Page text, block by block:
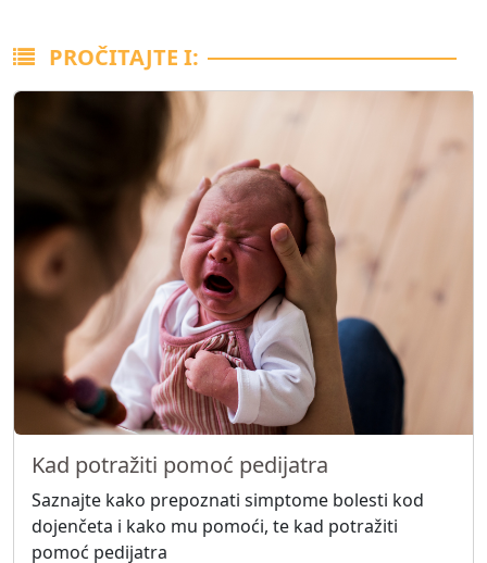
PROČITAJTE I:
Kad potražiti pomoć pedijatra
Saznajte kako prepoznati simptome bolesti kod
dojenčeta i kako mu pomoći, te kad potražiti
pomoć pedijatra